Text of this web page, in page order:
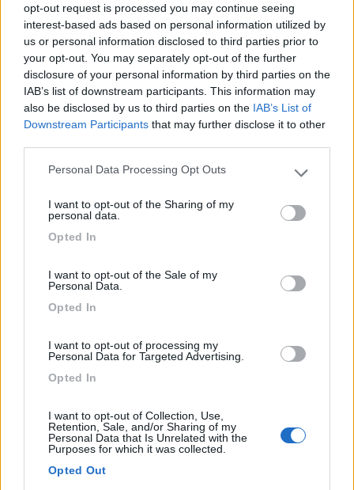
opt-out request is processed you may continue seeing
interest-based ads based on personal information utilized by
us or personal information disclosed to third parties prior to
your opt-out. You may separately opt-out of the further
disclosure of your personal information by third parties on the
IAB’s list of downstream participants. This information may
also be disclosed by us to third parties on the IAB’s List of
Downstream Participants that may further disclose it to other
Please note that this website/app uses one or more Google
not limited to your visit or usage behaviour. You may click to
grant or deny consent to Google and its third-party tags to
use your data for below specified purposes in below Google
Personal Data Processing Opt Outs
I want to opt-out of the Sharing of my
personal data.
Opted In
I want to opt-out of the Sale of my
Personal Data.
Opted In
I want to opt-out of processing my
Personal Data for Targeted Advertising.
Opted In
I want to opt-out of Collection, Use,
Retention, Sale, and/or Sharing of my
Personal Data that Is Unrelated with the
Purposes for which it was collected.
Opted Out
Lientsch
0 1
Servizi / Posizione
L'azienda biologica è dedita prevalentemente
all'allevam...
Dellach - 49.9km
Area di sosta (AA)
Agricampeggio Agrioasi